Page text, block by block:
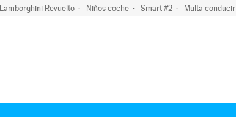
Lamborghini Revuelto Niños coche Smart #2 Multa conducir